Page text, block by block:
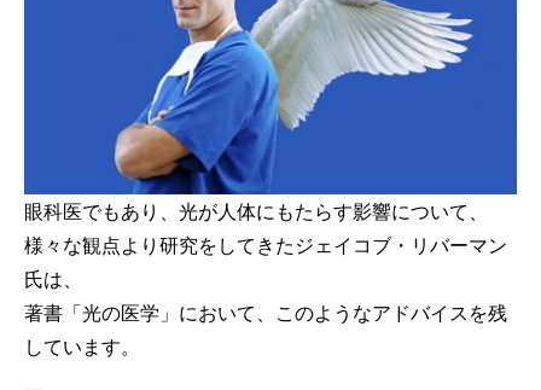
眼科医でもあり、光が人体にもたらす影響について、
様々な観点より研究をしてきたジェイコブ・リバーマン
氏は、
著書「光の医学」において、このようなアドバイスを残
しています。